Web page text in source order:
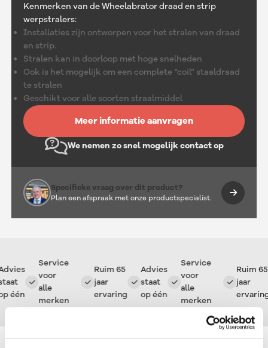
Kenmerken van de Wheelabrator draad en strip
werpstralers:
Installaties zijn ontworpen voor het stralen van draad
en strip.
Stralen kan in doorloop met hoge snelheden
Ook is het mogelijk om een complete “coil” staaldraad
te stralen
Geschikt voor alle soorten straalmiddel
Meer informatie aanvragen
We nemen zo snel mogelijk contact op
Specifieke vraag over dit product?
Plan een afspraak met onze productspecialist.
één
Service
voor
alle
merken
Ruim 65
jaar
ervaring
Advies
staat
op één
Service
voor
alle
merken
Ruim 65
jaar
ervaring